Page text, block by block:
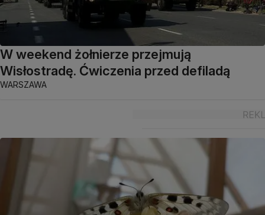
W weekend żołnierze przejmują
Wisłostradę. Ćwiczenia przed defiladą
WARSZAWA